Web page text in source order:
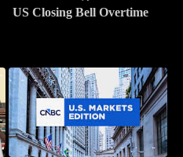
US Closing Bell Overtime